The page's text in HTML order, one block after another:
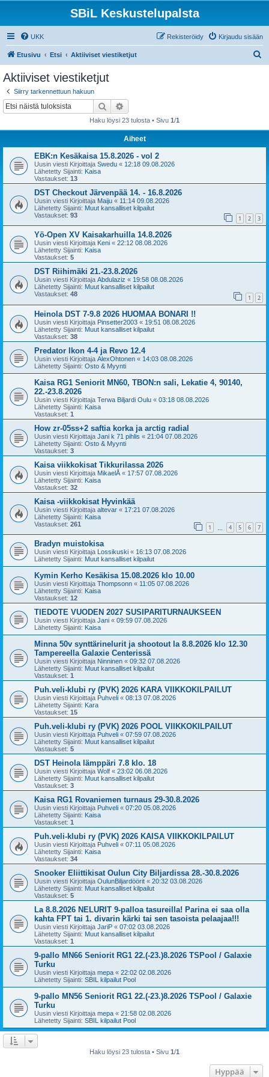
SBiL Keskustelupalsta
UKK Kirjaudu sisään
Rekisteröidy
Etusivu Etsi Aktiiviset viestiketjut
Aktiiviset viestiketjut
Siirry tarkennettuun hakuun
Etsi
Haku löysi 23 tulosta • Sivu 1/1
Aiheet
EBK:n Kesäkaisa 15.8.2026 - vol 2
Uusin viesti Kirjoittaja Swedu « 12:18 09.08.2026
Lähetetty Sijainti: Kaisa
Vastaukset: 13
DST Checkout Järvenpää 14. - 16.8.2026
Uusin viesti Kirjoittaja Maiju « 11:14 09.08.2026
Lähetetty Sijainti: Muut kansalliset kilpailut
Vastaukset: 93 1 2 3
Yö-Open XV Kaisakarhuilla 14.8.2026
Uusin viesti Kirjoittaja Keni « 22:12 08.08.2026
Lähetetty Sijainti: Kaisa
Vastaukset: 5
DST Riihimäki 21.-23.8.2026
Uusin viesti Kirjoittaja Abdulaziz « 19:58 08.08.2026
Lähetetty Sijainti: Muut kansalliset kilpailut
Vastaukset: 48 1 2
Heinola DST 7-9.8 2026 HUOMAA BONARI !!
Uusin viesti Kirjoittaja Pinsetter2003 « 19:51 08.08.2026
Lähetetty Sijainti: Muut kansalliset kilpailut
Vastaukset: 38
Predator Ikon 4-4 ja Revo 12.4
Uusin viesti Kirjoittaja AlexOhtonen « 14:03 08.08.2026
Lähetetty Sijainti: Osto & Myynti
Kaisa RG1 Seniorit MN60, TBON:n sali, Lekatie 4, 90140,
22.-23.8.2026
Uusin viesti Kirjoittaja Terwa Biljardi Oulu « 03:18 08.08.2026
Lähetetty Sijainti: Kaisa
Vastaukset: 1
How zr-05ss+2 saftia korka ja arctig radial
Uusin viesti Kirjoittaja Jani k 71 pihlis « 21:04 07.08.2026
Lähetetty Sijainti: Osto & Myynti
Vastaukset: 3
Kaisa viikkokisat Tikkurilassa 2026
Uusin viesti Kirjoittaja MikaelÅ « 17:57 07.08.2026
Lähetetty Sijainti: Kaisa
Vastaukset: 32
Kaisa -viikkokisat Hyvinkää
Uusin viesti Kirjoittaja altevar « 17:21 07.08.2026
Lähetetty Sijainti: Kaisa
Vastaukset: 261 1 4 5 6 7
Bradyn muistokisa
Uusin viesti Kirjoittaja Lossikuski « 16:13 07.08.2026
Lähetetty Sijainti: Muut kansalliset kilpailut
Kymin Kerho Kesäkisa 15.08.2026 klo 10.00
Uusin viesti Kirjoittaja Thompsonn « 11:05 07.08.2026
Lähetetty Sijainti: Kaisa
Vastaukset: 12
TIEDOTE VUODEN 2027 SUSIPARITURNAUKSEEN
Uusin viesti Kirjoittaja Jani « 09:59 07.08.2026
Lähetetty Sijainti: Kaisa
Minna 50v synttärinelurit ja shootout la 8.8.2026 klo 12.30
Tampereella Galaxie Centerissä
Uusin viesti Kirjoittaja Ninninen « 09:32 07.08.2026
Lähetetty Sijainti: Muut kansalliset kilpailut
Vastaukset: 1
Puh.veli-klubi ry (PVK) 2026 KARA VIIKKOKILPAILUT
Uusin viesti Kirjoittaja Puhveli « 08:13 07.08.2026
Lähetetty Sijainti: Kara
Vastaukset: 15
Puh.veli-klubi ry (PVK) 2026 POOL VIIKKOKILPAILUT
Uusin viesti Kirjoittaja Puhveli « 07:59 07.08.2026
Lähetetty Sijainti: Muut kansalliset kilpailut
Vastaukset: 5
DST Heinola lämppäri 7.8 klo. 18
Uusin viesti Kirjoittaja Wolf « 23:02 06.08.2026
Lähetetty Sijainti: Muut kansalliset kilpailut
Vastaukset: 3
Kaisa RG1 Rovaniemen turnaus 29-30.8.2026
Uusin viesti Kirjoittaja Puhveli « 07:20 05.08.2026
Lähetetty Sijainti: Kaisa
Vastaukset: 1
Puh.veli-klubi ry (PVK) 2026 KAISA VIIKKOKILPAILUT
Uusin viesti Kirjoittaja Puhveli « 07:11 05.08.2026
Lähetetty Sijainti: Kaisa
Vastaukset: 34
Snooker Eliittikisat Oulun City Biljardissa 28.-30.8.2026
Uusin viesti Kirjoittaja OulunBiljardöörit « 20:32 03.08.2026
Lähetetty Sijainti: Muut kansalliset kilpailut
Vastaukset: 5
La 8.8.2026 NELURIT 9-palloa tasureilla! Parina ei saa olla
kahta FPT tai 1. divarin kärki tai sen tasoista pelaajaa!!!
Uusin viesti Kirjoittaja JariP « 07:02 03.08.2026
Lähetetty Sijainti: Muut kansalliset kilpailut
Vastaukset: 1
9-pallo MN66 Seniorit RG1 22.(-23.)8.2026 TSPool / Galaxie
Turku
Uusin viesti Kirjoittaja mepa « 22:02 02.08.2026
Lähetetty Sijainti: SBIL kilpailut Pool
9-pallo MN56 Seniorit RG1 22.(-23.)8.2026 TSPool / Galaxie
Turku
Uusin viesti Kirjoittaja mepa « 21:58 02.08.2026
Lähetetty Sijainti: SBIL kilpailut Pool
Haku löysi 23 tulosta • Sivu 1/1
Hyppää